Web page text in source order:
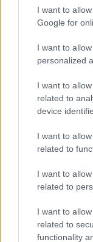
I want to
Google for
I want to
personalized
I want to
related to
device
I want to
related to
I want to
related to
I want to
related to
functionality